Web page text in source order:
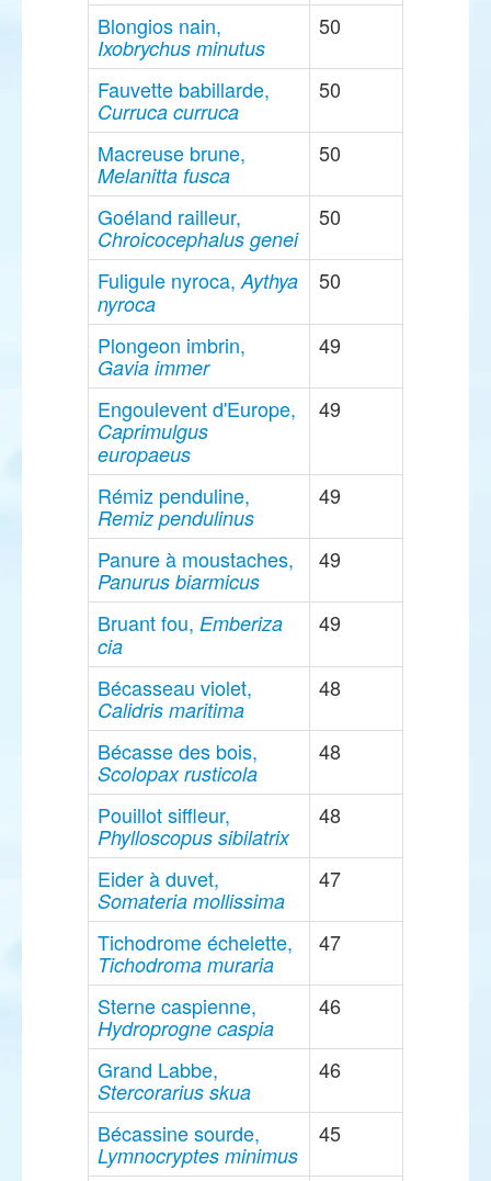
Blongios nain,
Ixobrychus minutus
50
Fauvette babillarde,
Curruca curruca
50
Macreuse brune,
Melanitta fusca
50
Goéland railleur,
Chroicocephalus genei
50
Fuligule nyroca,Aythya
nyroca
50
Plongeon imbrin,
Gavia immer
49
Engoulevent d'Europe,
Caprimulgus
europaeus
49
Rémiz penduline,
Remiz pendulinus
49
Panure à moustaches,
Panurus biarmicus
49
Bruant fou, Emberiza
cia
49
Bécasseau violet,
Calidris maritima
48
Bécasse des bois,
Scolopax rusticola
48
Pouillot siffleur,
Phylloscopus sibilatrix
48
Eider à duvet,
Somateria mollissima
47
Tichodrome échelette,
Tichodroma muraria
47
Sterne caspienne,
Hydroprogne caspia
46
Grand Labbe,
Stercorarius skua
46
Bécassine sourde,
Lymnocryptes minimus
45